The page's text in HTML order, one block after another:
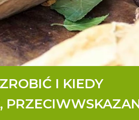
I KIEDY